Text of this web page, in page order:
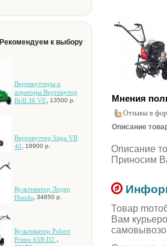
Рекомендуем к выбору
Bepтикуттepы и
aэpaтopы Bepтикутop
Brill 36 VE, 13500 р.
Вертикуттер Stiga VB
40, 18900 р.
Культиватор Лидер
Honda, 34650 р.
Культиватор Pubert
Primo 65B D2
Мнения
Отзывы в
Описание
Описание
Приносим
Товар
Вам